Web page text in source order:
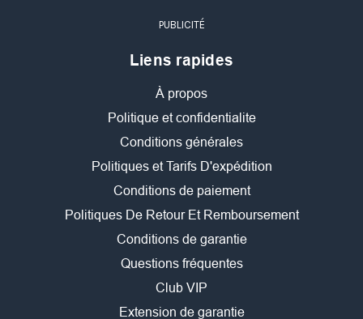
PUBLICITÉ
Liens rapides
À propos
Politique et confidentialite
Conditions générales
Politiques et Tarifs D'expédition
Conditions de paiement
Politiques De Retour Et Remboursement
Conditions de garantie
Questions fréquentes
Club VIP
Extension de garantie